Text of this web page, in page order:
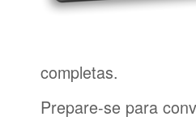
completas.
Prepare-se para